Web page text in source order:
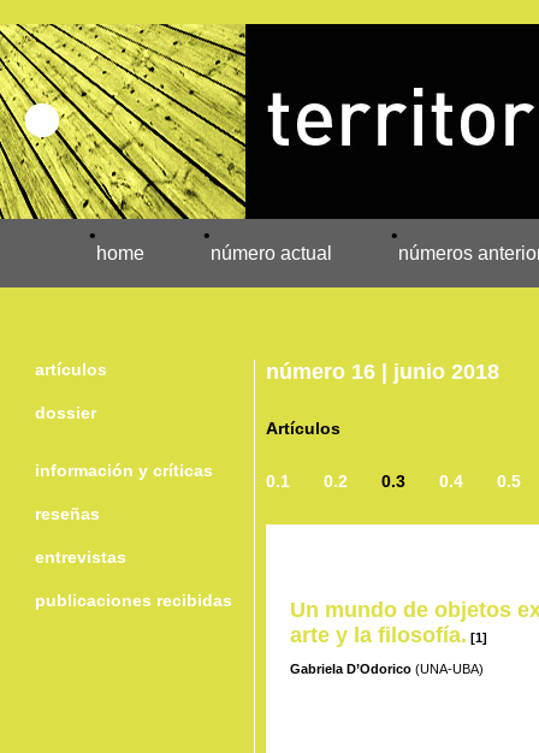
•
home
•
número actual
•
números
artículos
dossier
información y críticas
reseñas
entrevistas
publicaciones recibidas
número 16 | junio 2018
Artículos
0.1 0.2 0.3 0.4 0.5
Un mundo de objetos
arte yla filosofía. [1]
Gabriela D’Odorico(UNA-UBA)